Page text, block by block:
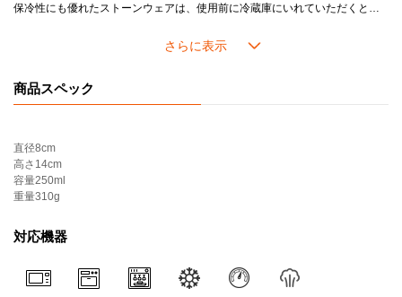
保冷性にも優れたストーンウェアは、使用前に冷蔵庫にいれていただくと、冷たいドリンクの温度を長くキープしたまま楽しむことができます。 底面が丸く仕上げられているので、ビールの泡が立ちやすい構造で、握りやすさにもこだわったデザインです。
ル・クルーゼのストーンウェアは耐熱耐冷に優れ、冷蔵・冷凍を始め、電子レンジ・オーブンを活用した幅広い料理シーンに対応し、デザインやカラーに加え機能性や耐久性が魅力です。
商品スペック
直径8cm
高さ 14cm
容量250ml
重量310g
対応機器